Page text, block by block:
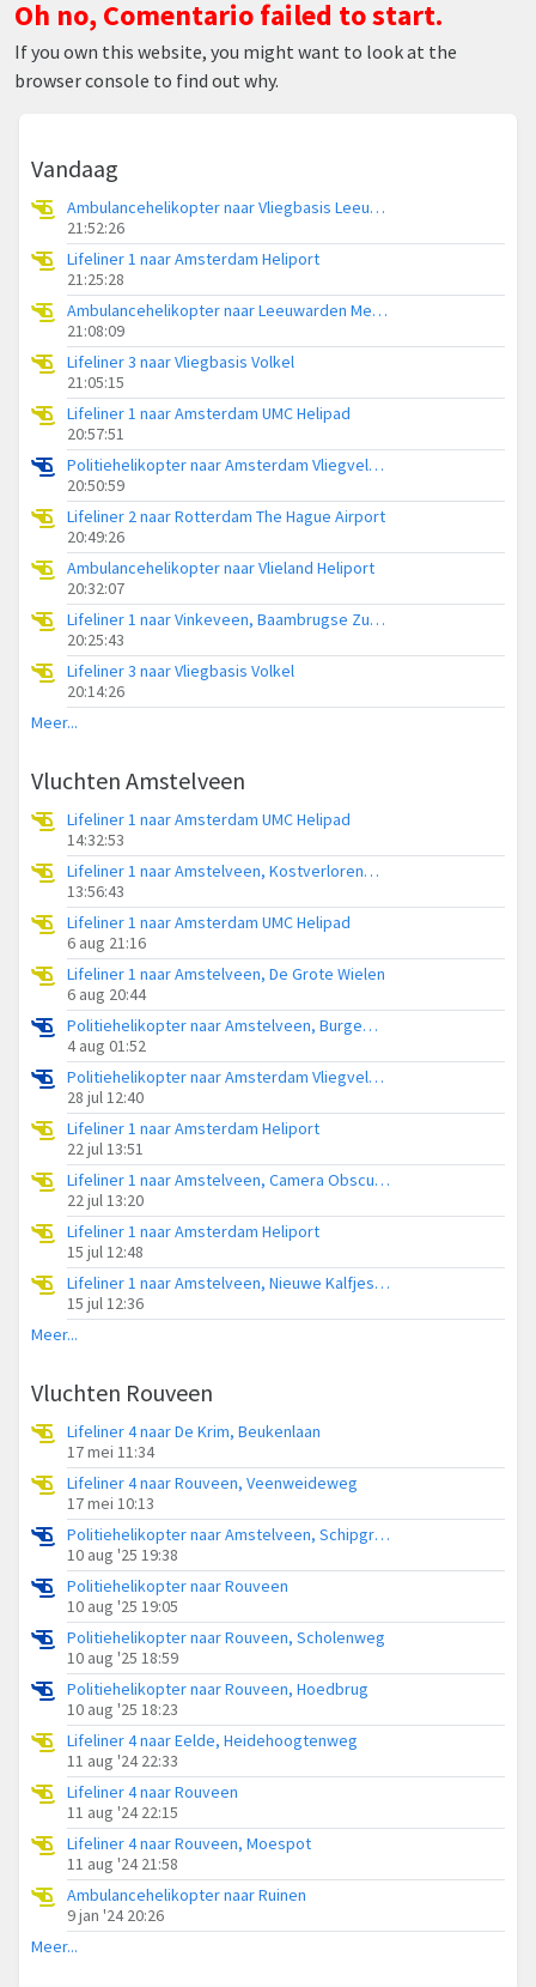
Oh no, Comentario failed to start.
If you own this website, you might want to look at the
browser console to find out why.
Vandaag
Ambulancehelikopter naar Vliegbasis Leeuwarden
21:52:26
Lifeliner 1 naar Amsterdam Heliport
21:25:28
Ambulancehelikopter naar Leeuwarden Medical Center Heliport
21:08:09
Lifeliner 3 naar Vliegbasis Volkel
21:05:15
Lifeliner 1 naar Amsterdam UMC Helipad
20:57:51
Politiehelikopter naar Amsterdam Vliegveld Schiphol
20:50:59
Lifeliner 2 naar Rotterdam The Hague Airport
20:49:26
Ambulancehelikopter naar Vlieland Heliport
20:32:07
Lifeliner 1 naar Vinkeveen, Baambrugse Zuwe
20:25:43
Lifeliner 3 naar Vliegbasis Volkel
20:14:26
Meer...
Vluchten Amstelveen
Lifeliner 1 naar Amsterdam UMC Helipad
14:32:53
Lifeliner 1 naar Amstelveen, Kostverlorenweg
13:56:43
Lifeliner 1 naar Amsterdam UMC Helipad
6 aug 21:16
Lifeliner 1 naar Amstelveen, De Grote Wielen
6 aug 20:44
Politiehelikopter naar Amstelveen, Burgemeester Boersweg
4 aug 01:52
Politiehelikopter naar Amsterdam Vliegveld Schiphol
28 jul 12:40
Lifeliner 1 naar Amsterdam Heliport
22 jul 13:51
Lifeliner 1 naar Amstelveen, Camera Obscuralaan
22 jul 13:20
Lifeliner 1 naar Amsterdam Heliport
15 jul 12:48
Lifeliner 1 naar Amstelveen, Nieuwe Kalfjeslaan
15 jul 12:36
Meer...
Vluchten Rouveen
Lifeliner 4 naar De Krim, Beukenlaan
17 mei 11:34
Lifeliner 4 naar Rouveen, Veenweideweg
17 mei 10:13
Politiehelikopter naar Amstelveen, Schipgravenweg
10 aug '25 19:38
Politiehelikopter naar Rouveen
10 aug '25 19:05
Politiehelikopter naar Rouveen, Scholenweg
10 aug '25 18:59
Politiehelikopter naar Rouveen, Hoedbrug
10 aug '25 18:23
Lifeliner 4 naar Eelde, Heidehoogtenweg
11 aug '24 22:33
Lifeliner 4 naar Rouveen
11 aug '24 22:15
Lifeliner 4 naar Rouveen, Moespot
11 aug '24 21:58
Ambulancehelikopter naar Ruinen
9 jan '24 20:26
Meer...